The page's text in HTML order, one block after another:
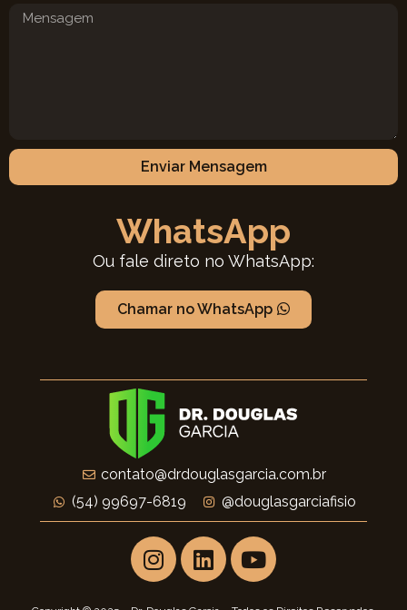
Enviar Mensagem
WhatsApp
Ou fale direto no WhatsApp:
Chamar no WhatsApp
contato@drdouglasgarcia.com.br
(54) 99697-6819
@douglasgarciafisio